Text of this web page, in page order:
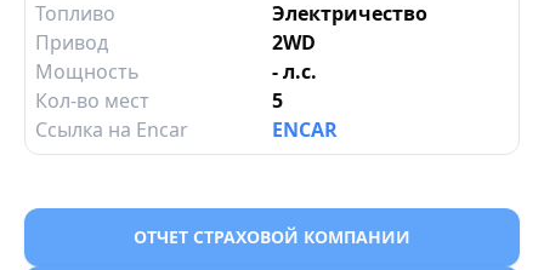
Топливо
Электричество
Привод
2WD
Мощность
- л.с.
Кол-во мест
5
Ссылка на Encar
ENCAR
ОТЧЕТ СТРАХОВОЙ КОМПАНИИ